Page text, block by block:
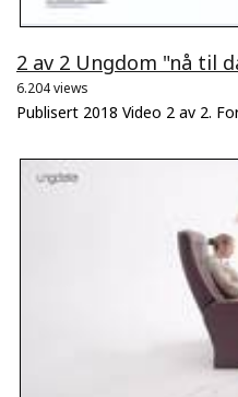
2 av 2 Ungdom "nå til
6.204 views
Publisert 2018 Video 2 av 2.